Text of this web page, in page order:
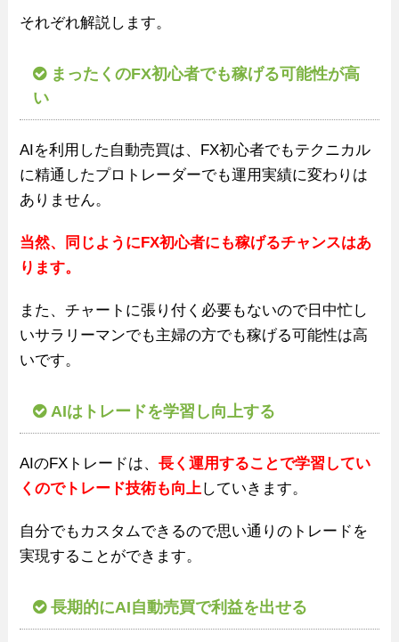
それぞれ解説します。
まったくのFX初心者でも稼げる可能性が高
い
AIを利用した自動売買は、FX初心者でもテクニカル
に精通したプロトレーダーでも運用実績に変わりは
ありません。
当然、同じようにFX初心者にも稼げるチャンスはあ
ります。
また、チャートに張り付く必要もないので日中忙し
いサラリーマンでも主婦の方でも稼げる可能性は高
いです。
AIはトレードを学習し向上する
AIのFXトレードは、長く運用することで学習してい
くのでトレード技術も向上していきます。
自分でもカスタムできるので思い通りのトレードを
実現することができます。
長期的にAI自動売買で利益を出せる